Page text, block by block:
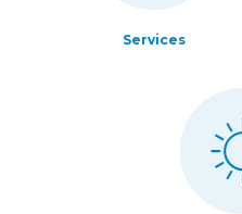
Services